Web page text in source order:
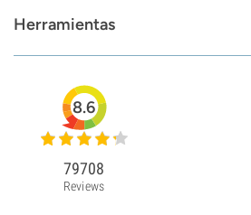
Herramientas
8.6
79708
Reviews